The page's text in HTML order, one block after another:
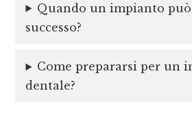
Quando un impianto
successo?
Come prepararsi per un
dentale?